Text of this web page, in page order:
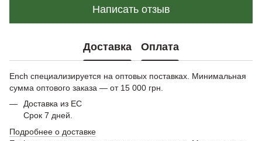
Написать отзыв
Доставка Оплата
Ench специализируется на оптовых поставках. Минимальная
сумма оптового заказа — от 15 000 грн.
Доставка из ЕС
Срок 7 дней.
Подробнее о доставке